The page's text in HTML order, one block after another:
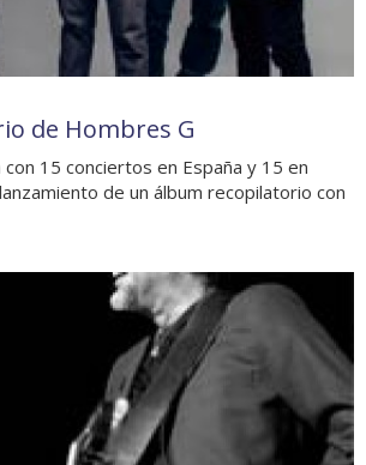
de Hombres G
15 conciertos en España y 15 en
de un álbum recopilatorio con